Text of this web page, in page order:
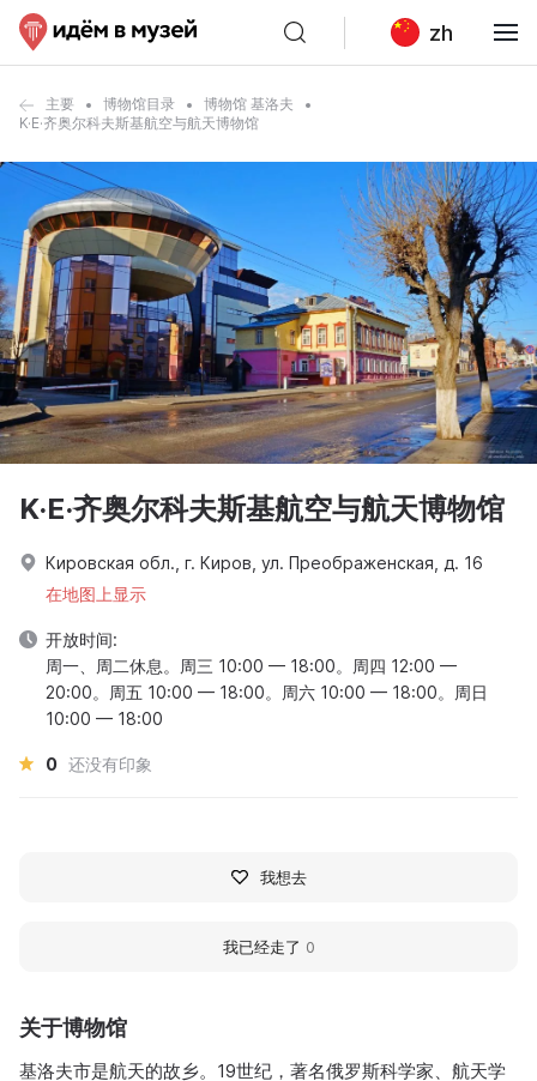
zh
主要 博物馆目录
博物馆 基洛夫
K·E·齐奥尔科夫斯基航空与航天博物馆
关于博物馆
基洛夫市是航天的故乡。19世纪，著名俄罗斯科学家、航天学
K·E·齐奥尔科夫斯基航空与航天博物馆
Кировская обл., г. Киров, ул. Преображенская, д. 16
在地图上显示
开放时间:
周一、周二休息。周三 10:00 — 18:00。周四 12:00 —
20:00。周五 10:00 — 18:00。周六 10:00 — 18:00。周日
10:00 — 18:00
0 还没有印象
我想去
我已经走了 0